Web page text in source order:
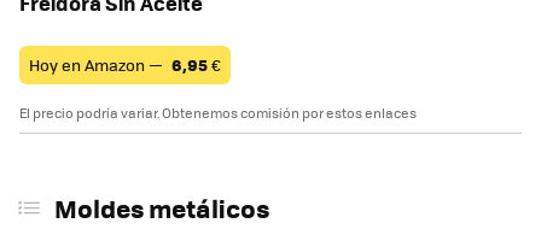
Hoy en Amazon — 6,95€
El precio podría variar. Obtenemos comisión por estos enlaces
Moldes metálicos